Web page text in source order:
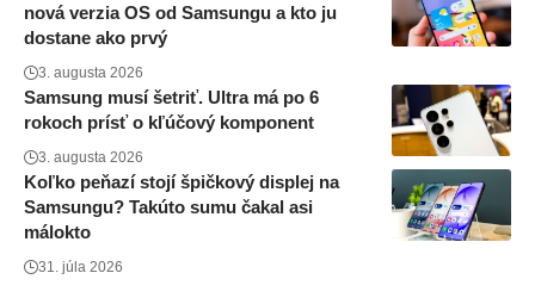
nová verzia OS od Samsungu a kto ju
dostane ako prvý
3. augusta 2026
Samsung musí šetriť. Ultra má po 6
rokoch prísť o kľúčový komponent
3. augusta 2026
Koľko peňazí stojí špičkový displej na
Samsungu? Takúto sumu čakal asi
málokto
31. júla 2026